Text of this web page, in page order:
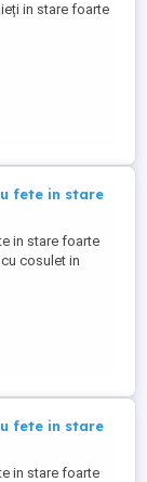
in stare foarte
fete in stare
in stare foarte
cosulet in
fete in stare
in stare foarte